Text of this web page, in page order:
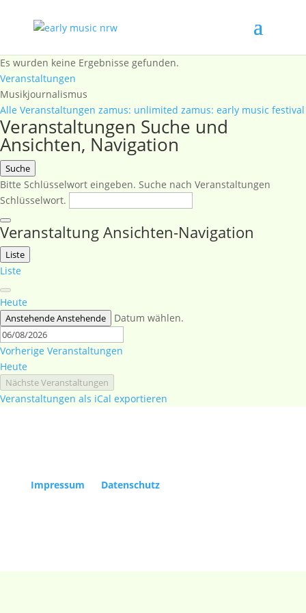
Es wurden keine Ergebnisse gefunden.
Veranstaltungen
Musikjournalismus
Alle Veranstaltungen zamus: unlimited zamus: early music festival
Veranstaltungen Suche und
Ansichten, Navigation
Suche
Bitte Schlüsselwort eingeben. Suche nach Veranstaltungen
Schlüsselwort.
Veranstaltung Ansichten-Navigation
Liste
Liste
Heute
AnstehendeAnstehende Datum wählen.
Vorherige Veranstaltungen
Heute
NächsteVeranstaltungen
Veranstaltungen als iCal exportieren
Impressum
Datenschutz